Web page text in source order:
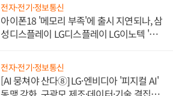
전자·전기·정보통신
아이폰18 '메모리 부족'에 출시 지연되나, 삼
성디스플레이 LG디스플레이 LG이노텍 '탈
전자·전기·정보통신
[AI 뭉쳐야 산다⑧] LG·엔비디아 '피지컬 AI'